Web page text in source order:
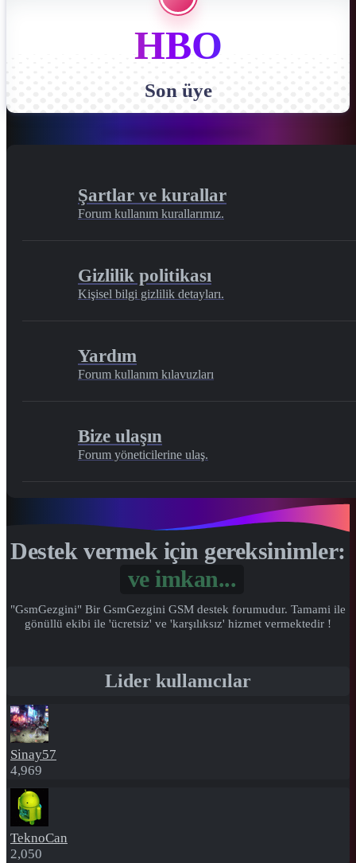
HBO
Son üye
Şartlar ve kurallar
Forum kullanım kurallarımız.
Gizlilik politikası
Kişisel bilgi gizlilik detayları.
Yardım
Forum kullanım kılavuzları
Bize ulaşın
Forum yöneticilerine ulaş.
Destek vermek için gereksinimler:
Gönül...
"GsmGezgini" Bir GsmGezgini GSM destek forumudur. Tamami ile
gönüllü ekibi ile 'ücretsiz' ve 'karşılıksız' hizmet vermektedir !
Lider kullanıcılar
Sinay57
4,969
TeknoCan
2,050